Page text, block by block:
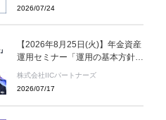
2026/07/24
【2026年8月25日(火)】年金資産
運用セミナー「運用の基本方針の
キホン」(参加無料)
株式会社IICパートナーズ
2026/07/17